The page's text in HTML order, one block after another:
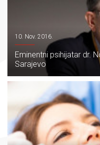
10. Nov. 2016.
Eminentni psihijatar dr.
Sarajevo